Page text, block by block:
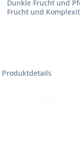
Dunkle Frucht und
Frucht und
Produktdetails